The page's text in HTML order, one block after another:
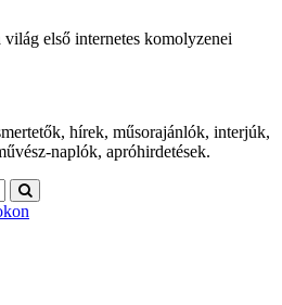
első internetes komolyzenei
hírek, műsorajánlók, interjúk,
naplók, apróhirdetések.